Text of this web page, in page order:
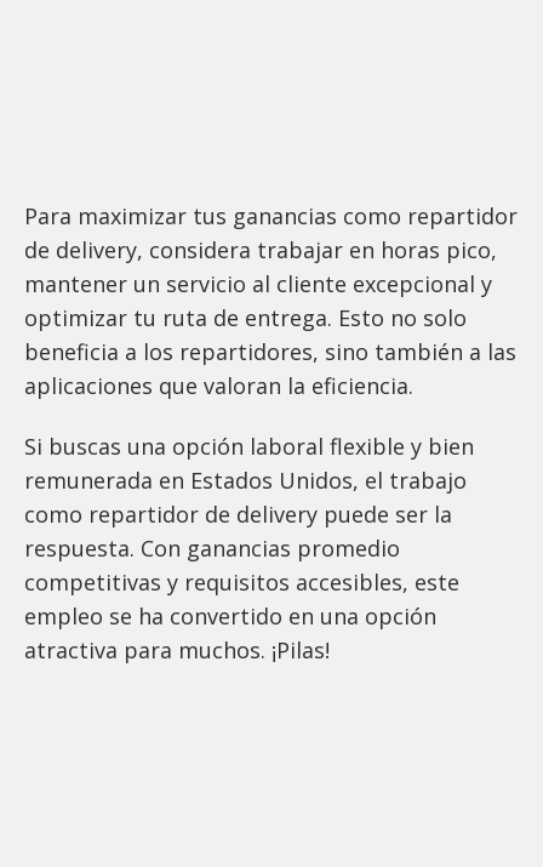
Para maximizar tus ganancias como repartidor
de delivery, considera trabajar en horas pico,
mantener un servicio al cliente excepcional y
optimizar tu ruta de entrega. Esto no solo
beneficia a los repartidores, sino también a las
aplicaciones que valoran la eficiencia.
Si buscas una opción laboral flexible y bien
remunerada en Estados Unidos, el trabajo
como repartidor de delivery puede ser la
respuesta. Con ganancias promedio
competitivas y requisitos accesibles, este
empleo se ha convertido en una opción
atractiva para muchos. ¡Pilas!